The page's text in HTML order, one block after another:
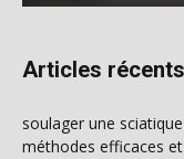
Articles récents
soulager une
méthodes efficaces